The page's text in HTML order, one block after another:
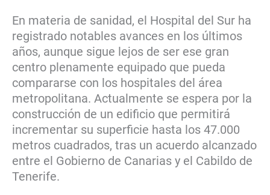
En materia de sanidad, el Hospital del Sur ha
registrado notables avances en los últimos
años, aunque sigue lejos de ser ese gran
centro plenamente equipado que pueda
compararse con los hospitales del área
metropolitana. Actualmente se espera por la
construcción de un edificio que permitirá
incrementar su superficie hasta los 47.000
metros cuadrados, tras un acuerdo alcanzado
entre el Gobierno de Canarias y el Cabildo de
Tenerife.